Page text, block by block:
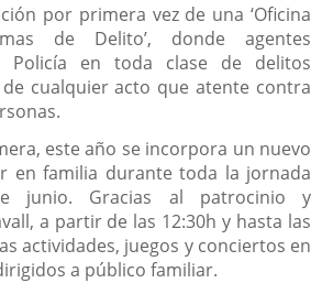
por primera vez de una ‘Oficina
de Delito’, donde agentes
Policía en toda clase de delitos
cualquier acto que atente contra
este año se incorpora un nuevo
en familia durante toda la jornada
junio. Gracias al patrocinio y
a partir de las 12:30h y hasta las
actividades, juegos y conciertos en
a público familiar.